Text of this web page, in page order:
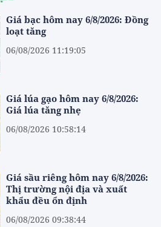
Giá bạc hôm nay 6/8/2026: Đồng
loạt tăng
06/08/2026 11:19:05
Giá lúa gạo hôm nay 6/8/2026:
Giá lúa tăng nhẹ
06/08/2026 10:58:14
Giá sầu riêng hôm nay 6/8/2026:
Thị trường nội địa và xuất
khẩu đều ổn định
06/08/2026 09:38:44